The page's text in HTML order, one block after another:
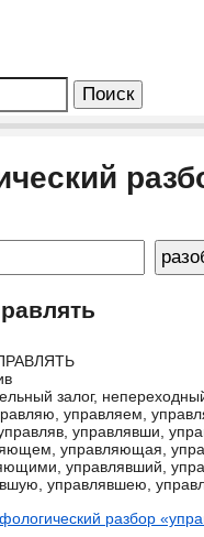
залог,
управляем,
управлявши,
управляющая,
управлявший,
управлявшею,
разбор